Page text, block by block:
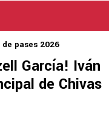
pases 2026
García! Iván
de Chivas